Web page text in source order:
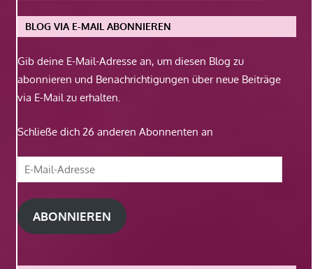
BLOG VIA E-MAIL ABONNIEREN
Gib deine E-Mail-Adresse an, um diesen Blog zu
abonnieren und Benachrichtigungen über neue Beiträge
via E-Mail zu erhalten.
Schließe dich 26 anderen Abonnenten an
E-
Mail-
Adresse
ABONNIEREN